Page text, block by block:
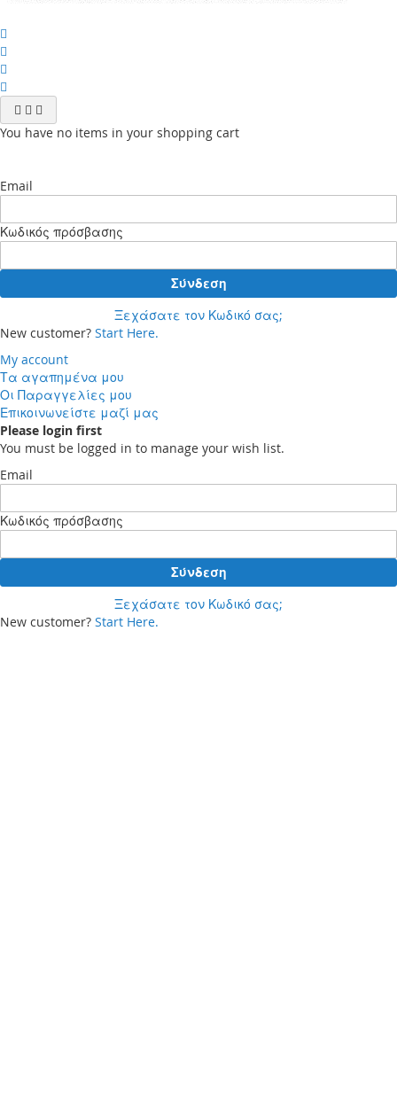
You have no items in your shopping cart
Email
Κωδικός πρόσβασης
Σύνδεση
Ξεχάσατε τον Κωδικό σας;
New customer? Start Here.
My account
Τα αγαπημένα μου
Οι Παραγγελίες μου
Επικοινωνείστε μαζί μας
Please login first
You must be logged in to manage your wish list.
Email
Κωδικός πρόσβασης
Σύνδεση
Ξεχάσατε τον Κωδικό σας;
New customer? Start Here.